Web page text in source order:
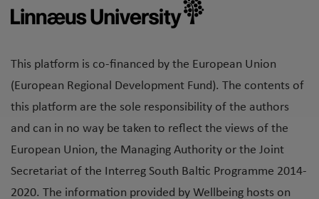
This platform is co-financed by the European Union
(European Regional Development Fund). The contents of
this platform are the sole responsibility of the authors
and can in no way be taken to reflect the views of the
European Union, the Managing Authority or the Joint
Secretariat of the Interreg South Baltic Programme 2014-
2020. The information provided by Wellbeing hosts on